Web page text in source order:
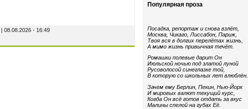
| 08.08.2026 - 16:49
Популярная проза
Посадка, репортаж и снова взлёт,
Москва, Чикаго, Лиссабон, Париж,
Твоя вся в долгих перелётах жизнь,
А мимо жизнь привычная течёт.
Ромашки полевые дарит Он
Июльской ночью под златой луной
Русоволосой синеглазке той,
В которую со школьных лет влюблён.
Зачем ему Берлин, Пекин, Нью-Йорк
И мировых валют текущий курс,
Когда Он всё готов отдать за вкус
Малины спелой на губах Её.